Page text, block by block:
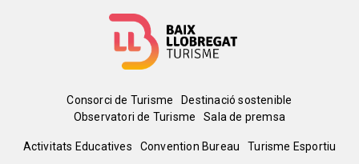
Menú
del
Consorci de Turisme
Destinació sostenible
Observatori de Turisme
Sala de premsa
Peu
Activitats Educatives Convention Bureau Turisme Esportiu